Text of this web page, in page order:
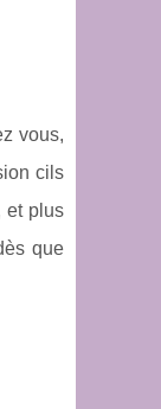
vous,
cils
et plus
que